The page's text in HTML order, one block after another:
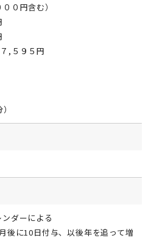
０円含む）
,５９５円
ダーによる
後に10日付与、以後年を追って増